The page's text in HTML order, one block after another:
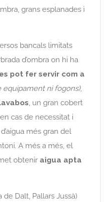
grans esplanades i
bancals limitats
d’ombra on hi ha
pot fer servir com a
equipament ni fogons),
, un gran cobert
cas de necessitat i
més gran del
A més a més, el
obtenir aigua apta
de Dalt, Pallars Jussà)